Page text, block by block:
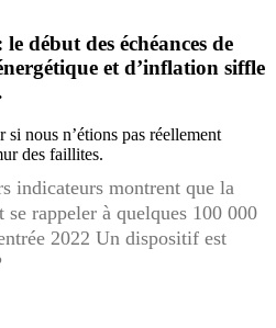
début des échéances de
et d’inflation siffle
nous n’étions pas réellement
des faillites.
indicateurs montrent que la
rappeler à quelques 100 000
2022 Un dispositif est